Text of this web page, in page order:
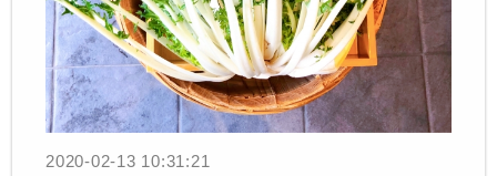
2020-02-13 10:31:21